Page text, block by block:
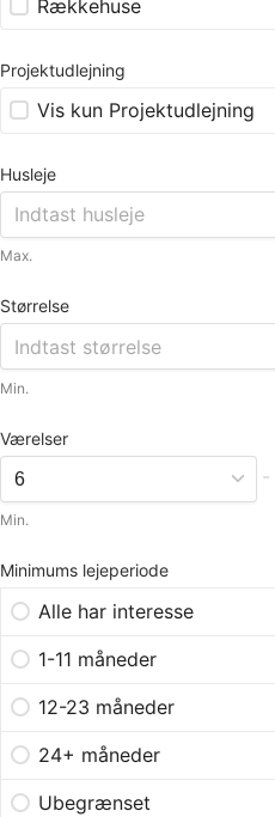
Rækkehuse
Projektudlejning
Vis kun Projektudlejning
Husleje
Max.
Størrelse
Min.
Værelser
Min.
-
Minimums lejeperiode
Alle har interesse
1-11 måneder
12-23 måneder
24+ måneder
Ubegrænset